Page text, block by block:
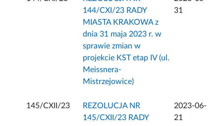
144/CXI/23 RADY
MIASTA KRAKOWA z
dnia 31 maja 2023 r. w
sprawie zmian w
projekcie KST etap IV (ul.
Meissnera-
Mistrzejowice)
31
145/CXII/23
REZOLUCJA NR
145/CXII/23 RADY
2023-06-
21